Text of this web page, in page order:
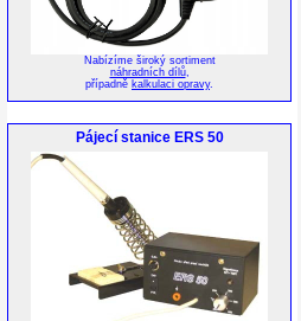
Nabízíme široký sortiment
náhradních dílů,
případně kalkulaci opravy.
Pájecí stanice ERS 50